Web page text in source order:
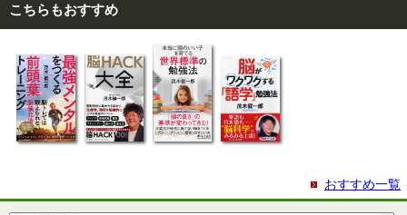
こちらもおすすめ
おすすめ一覧